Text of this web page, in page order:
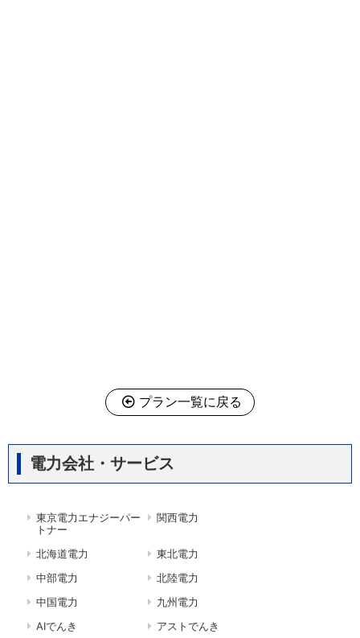
プラン一覧に戻る
電力会社・サービス
東京電力エナジーパー
トナー
関西電力
北海道電力
東北電力
中部電力
北陸電力
中国電力
九州電力
AIでんき
アストでんき